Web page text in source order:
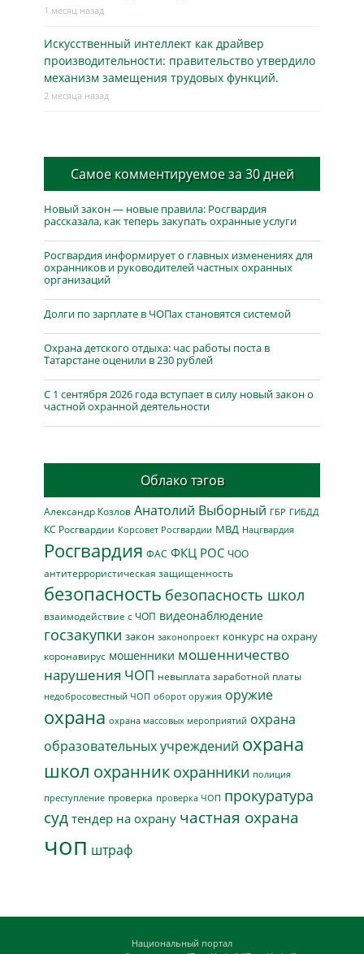
1 месяц назад
Искусственный интеллект как драйвер
производительности: правительство утвердило
механизм замещения трудовых функций.
2 месяца назад
Самое комментируемое за 30 дней
Новый закон — новые правила: Росгвардия
рассказала, как теперь закупать охранные услуги
Росгвардия информирует о главных изменениях для
охранников и руководителей частных охранных
организаций
Долги по зарплате в ЧОПах становятся системой
Охрана детского отдыха: час работы поста в
Татарстане оценили в 230 рублей
С 1 сентября 2026 года вступает в силу новый закон о
частной охранной деятельности
Облако тэгов
Александр Козлов Анатолий Выборный ГБР ГИБДД
КС Росгвардии Корсовет Росгвардии МВД Нацгвардия
Росгвардия ФАС ФКЦ РОС ЧОО
антитеррористическая защищенность
безопасность безопасность школ
взаимодействие с ЧОП видеонаблюдение
госзакупки закон законопроект конкурс на охрану
коронавирус мошенники мошенничество
нарушения ЧОП невыплата заработной платы
недобросовестный ЧОП оборот оружия оружие
охрана охрана массовых мероприятий охрана
образовательных учреждений охрана
школ охранник охранники полиция
преступление проверка проверка ЧОП прокуратура
суд тендер на охрану частная охрана
чоп штраф
Национальный портал